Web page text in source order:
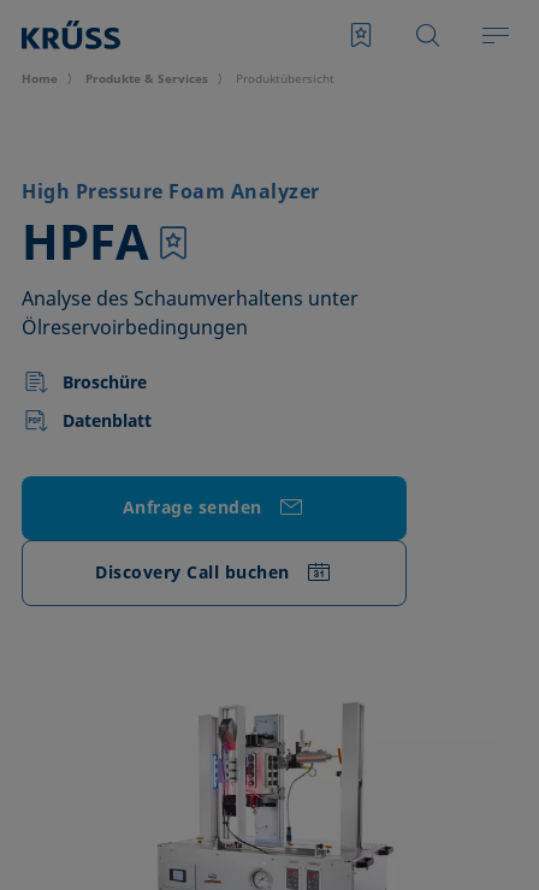
Home Produkte & Services Produktübersicht
High Pressure Foam Analyzer
HPFA
–
Analyse des Schaumverhaltens unter
Ölreservoirbedingungen
Broschüre
Datenblatt
Anfrage senden
Discovery Call buchen